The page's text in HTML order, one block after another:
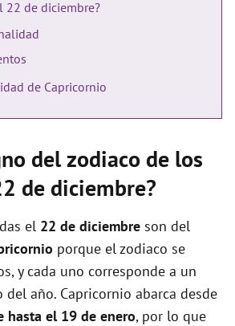
22 de diciembre?
de Capricornio
del zodiaco de los
de diciembre?
el 22 de diciembre son del
porque el zodiaco se
y cada uno corresponde a un
año. Capricornio abarca desde
hasta el 19 de enero, por lo que